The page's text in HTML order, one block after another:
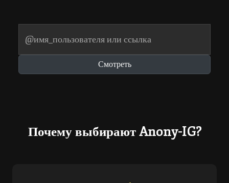
Смотреть
Почему выбирают Anony-IG?